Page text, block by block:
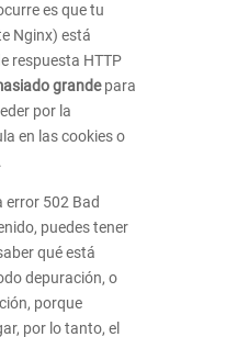
es que tu
Nginx) está
respuesta HTTP
grandepara
por la
en las cookies o
error 502 Bad
puedes tener
qué está
depuración, o
porque
por lo tanto, el